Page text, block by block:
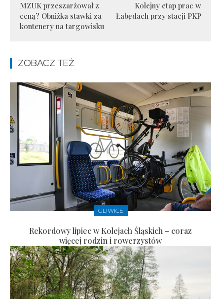
MZUK przeszarżował z
ceną? Obniżka stawki za
kontenery na targowisku
Kolejny etap prac w
Łabędach przy stacji PKP
ZOBACZ TEŻ
GLIWICE
Rekordowy lipiec w Kolejach Śląskich – coraz
więcej rodzin i rowerzystów